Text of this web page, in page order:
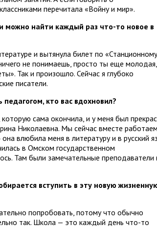
перечитала «Войну и мир».
можно найти каждый раз что-то новое в
и вытянула билет по «Станционному
не понимаешь, просто ты еще молодая,
Так и произошло. Сейчас я глубоко
писатели.
кто вас вдохновил?
сама окончила, и у меня был
Николаевна. Мы сейчас вместе
влюбила меня в литературу и в русский
в Омском государственном
Там были замечательные преподаватели
вступить в эту новую
попробовать, потому что обычно
так. Школа — это каждый день что-то